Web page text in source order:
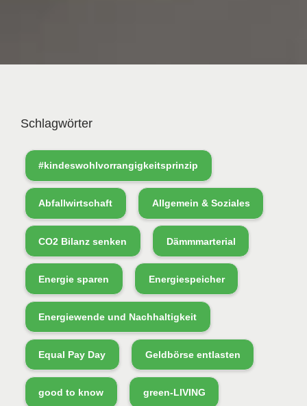
Schlagwörter
#kindeswohlvorrangigkeitsprinzip
Abfallwirtschaft Allgemein & Soziales
CO2 Bilanz senken Dämmmarterial
Energie sparen Energiespeicher
Energiewende und Nachhaltigkeit
Equal Pay Day Geldbörse entlasten
good to know green-LIVING